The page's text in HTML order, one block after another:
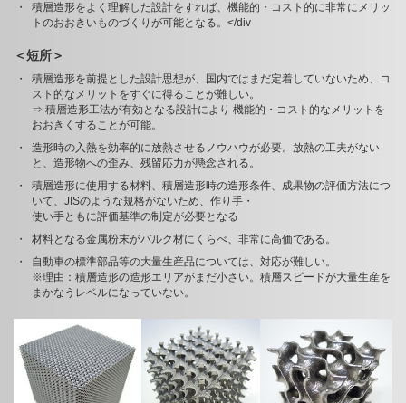
積層造形をよく理解した設計をすれば、機能的・コスト的に非常にメリッ
トのおおきいものづくりが可能となる。</div
＜短所＞
積層造形を前提とした設計思想が、国内ではまだ定着していないため、コ
スト的なメリットをすぐに得ることが難しい。
⇒ 積層造形工法が有効となる設計により 機能的・コスト的なメリットを
おおきくすることが可能。
造形時の入熱を効率的に放熱させるノウハウが必要。放熱の工夫がない
と、造形物への歪み、残留応力が懸念される。
積層造形に使用する材料、積層造形時の造形条件、成果物の評価方法につ
いて、JISのような規格がないため、作り手・
使い手ともに評価基準の制定が必要となる
材料となる金属粉末がバルク材にくらべ、非常に高価である。
自動車の標準部品等の大量生産品については、対応が難しい。
※理由：積層造形の造形エリアがまだ小さい。積層スピードが大量生産を
まかなうレベルになっていない。